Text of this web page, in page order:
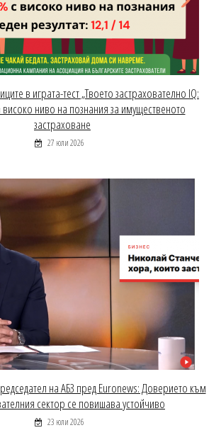
в играта-тест „Твоето застрахователно IQ:
ниво на познания за имущественото
застраховане
27 юли 2026
на АБЗ пред Euronews: Доверието към
сектор се повишава устойчиво
23 юли 2026